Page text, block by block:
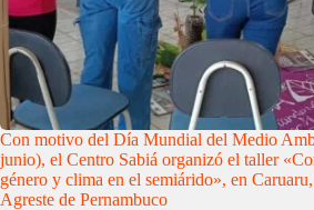
Con motivo del Día Mundial del Medio
junio), el Centro Sabiá organizó el taller
género y clima en el semiárido», en
Agreste de Pernambuco